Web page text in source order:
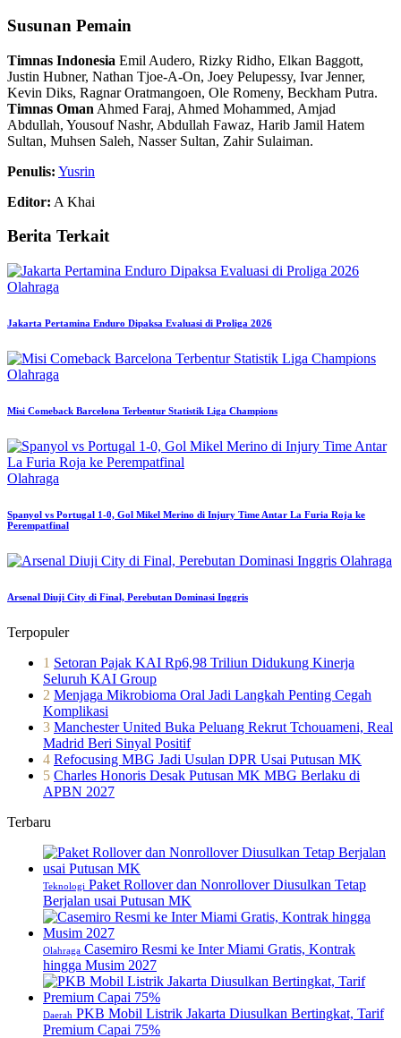
Susunan Pemain
Timnas Indonesia Emil Audero, Rizky Ridho, Elkan Baggott,
Justin Hubner, Nathan Tjoe-A-On, Joey Pelupessy, Ivar Jenner,
Kevin Diks, Ragnar Oratmangoen, Ole Romeny, Beckham Putra.
Timnas Oman Ahmed Faraj, Ahmed Mohammed, Amjad
Abdullah, Yousouf Nashr, Abdullah Fawaz, Harib Jamil Hatem
Sultan, Muhsen Saleh, Nasser Sultan, Zahir Sulaiman.
Penulis: Yusrin
Editor: A Khai
Berita Terkait
Olahraga
Jakarta Pertamina Enduro Dipaksa Evaluasi di Proliga 2026
Olahraga
Misi Comeback Barcelona Terbentur Statistik Liga Champions
Olahraga
Spanyol vs Portugal 1-0, Gol Mikel Merino di Injury Time Antar La Furia Roja ke
Perempatfinal
Olahraga
Arsenal Diuji City di Final, Perebutan Dominasi Inggris
Terpopuler
1 Setoran Pajak KAI Rp6,98 Triliun Didukung Kinerja
Seluruh KAI Group
2 Menjaga Mikrobioma Oral Jadi Langkah Penting Cegah
Komplikasi
3 Manchester United Buka Peluang Rekrut Tchouameni, Real
Madrid Beri Sinyal Positif
4 Refocusing MBG Jadi Usulan DPR Usai Putusan MK
5 Charles Honoris Desak Putusan MK MBG Berlaku di
APBN 2027
Terbaru
Teknologi Paket Rollover dan Nonrollover Diusulkan Tetap
Berjalan usai Putusan MK
Olahraga Casemiro Resmi ke Inter Miami Gratis, Kontrak
hingga Musim 2027
Daerah PKB Mobil Listrik Jakarta Diusulkan Bertingkat, Tarif
Premium Capai 75%